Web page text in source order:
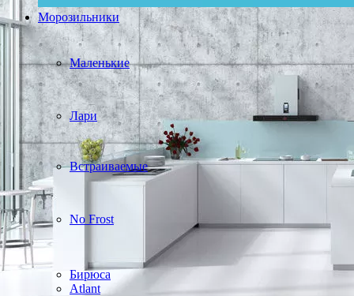
Морозильники
Маленькие
Лари
Встраиваемые
No Frost
Бирюса
Atlant